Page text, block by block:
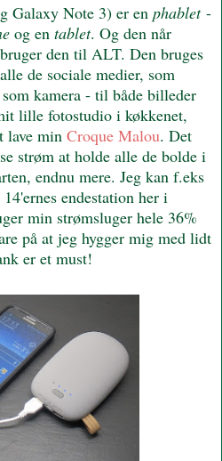
Galaxy Note 3) er en phablet-
og en tablet. Og den når
den til ALT. Den bruges
de sociale medier, som
kamera - til både billeder
lille fotostudio i køkkenet,
lave min Croque Malou. Det
strøm at holde alle de bolde i
endnu mere. Jeg kan f.eks
endestation her i
min strømsluger hele 36%
på at jeg hygger mig med lidt
er et must!